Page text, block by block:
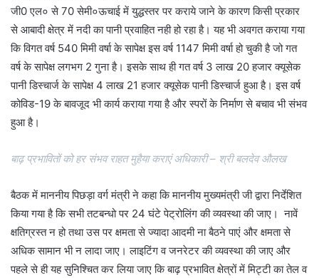
जी0 एल० से 70 सेमी०ऊचाई में युद्धस्तर पर कराये जाने के कारण किसी प्रकार
से आबादी क्षेत्र में नदी का पानी प्रवाहित नही हो रहा है। यह भी अवगत कराया गया
कि विगत वर्ष 540 मिमी वर्षा के सापेक्ष इस वर्ष 1147 मिमी वर्षा हो चुकी है जो गत
वर्ष के सापेक्ष लगभग 2 गुना है। इसके साथ ही गत वर्ष 3 लाख 20 हजार क्यूसेक
पानी डिस्चार्ज के सापेक्ष 4 लाख 21 हजार क्यूसेक पानी डिस्चार्ज हुआ है। इस वर्ष
कोविड-19 के बावजूद भी कार्य कराया गया है और स्परों के निर्माण से बचाव भी संभव
हुआ है।
बाढ़ प्रभावितों को हर संभव राहत मुहैया कराएं अधिकारी – श्री बलदेव औलख
बैठक में माननीय पिछड़ा वर्ग मंत्री ने कहा कि माननीय मुख्यमंत्री जी द्वारा निर्देशित
किया गया है कि सभी तटबन्धो पर 24 घंटे पेट्रोलिंग की व्यवस्था की जाए। नावें
क्षतिग्रस्त न हो तथा उस पर क्षमता से ज्यादा आदमी ना बैठने पाएं और क्षमता से
अधिक सामान भी न लादा जाए। लाइटिंग व जनरेटर की व्यवस्था की जाए और
पहले से ही यह सुनिश्चित कर लिया जाए कि बाढ़ प्रभावित क्षेत्रों में मिट्टी का तेल व